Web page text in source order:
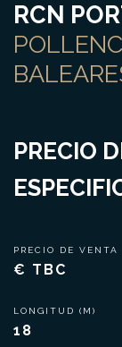
RCN
PRECIO
PRECIO DE VENTA
€ TBC
LONGITUD (M)
18